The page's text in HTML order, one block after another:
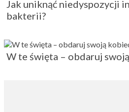
Jak uniknąć niedyspozycji
bakterii?
W te święta – obdaruj